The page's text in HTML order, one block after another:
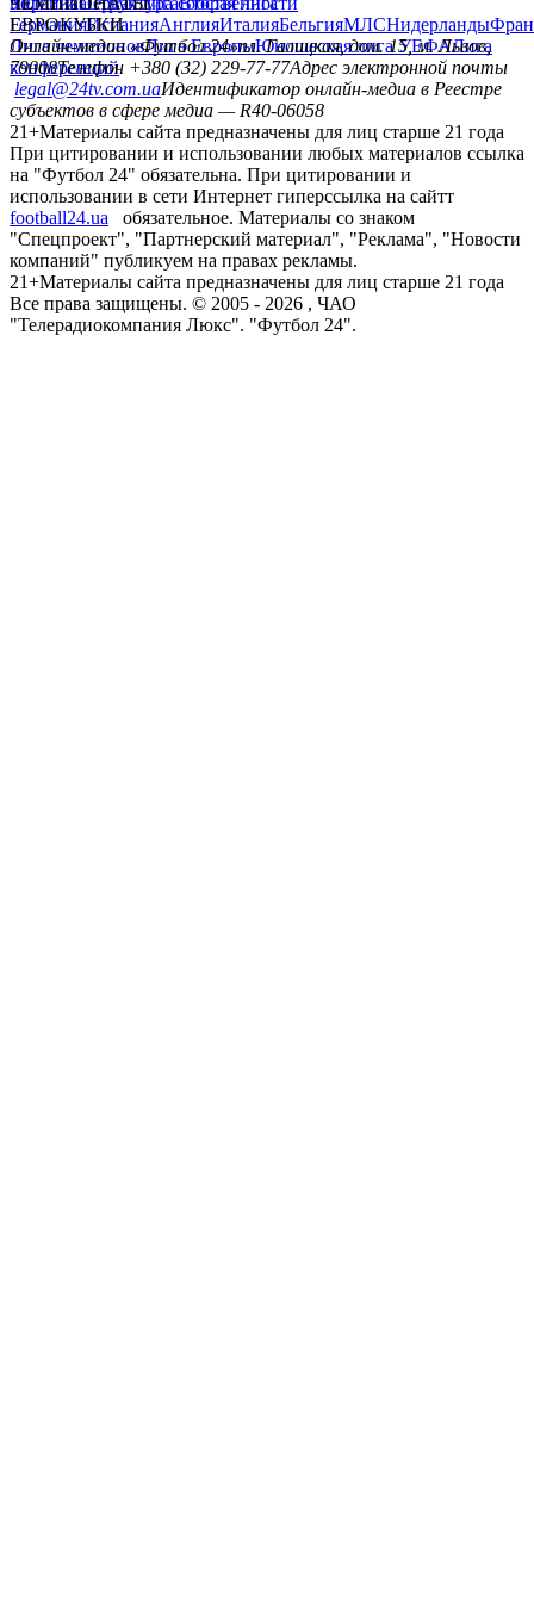
ГерманияИспанияАнглияИталияБельгияМЛСНидерланды
ЕВРОКУБКИ
Лига чемпионовЛига ЕвропыЮношеская лига УЕФАЛига
конференций
Онлайн-медиа «Футбол 24»пл. Галицкая, дом. 15, м. Львов,
79008Телефон +380 (32) 229-77-77Адрес электронной почты
legal@24tv.com.uaИдентификатор онлайн-медиа в Реестре
субъектов в сфере медиа — R40-06058
21+Материалы сайта предназначены для лиц старше 21 года
При цитировании и использовании любых материалов ссылка
на "Футбол 24" обязательна. При цитировании и
использовании в сети Интернет гиперссылка на сайтт
football24.ua
обязательное. Материалы со знаком
"Спецпроект", "Партнерский материал", "Реклама", "Новости
компаний" публикуем на правах рекламы.
21+Материалы сайта предназначены для лиц старше 21 года
Все права защищены. © 2005 - 2026 , ЧАО
"Телерадиокомпания Люкс". "Футбол 24".